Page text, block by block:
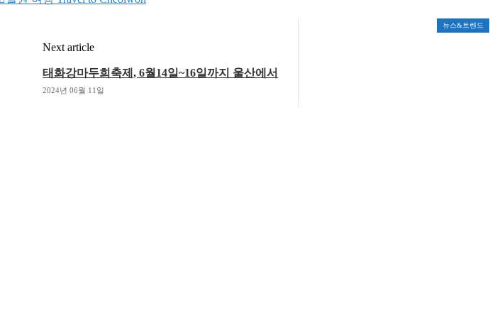
뉴스&트렌드
Next article
태화강마두희축제, 6월14일~16일까지 울산에서
2024년 06월 11일